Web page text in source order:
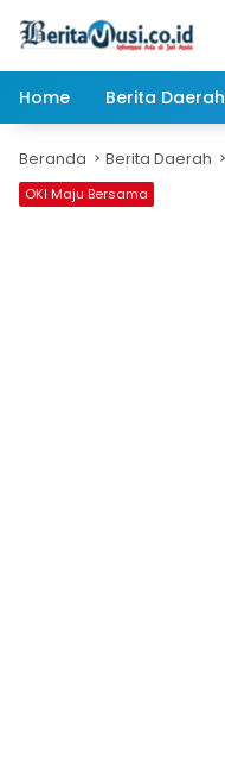
Home
Berita Daerah
Beranda Berita Daerah
OKI Maju Bersama